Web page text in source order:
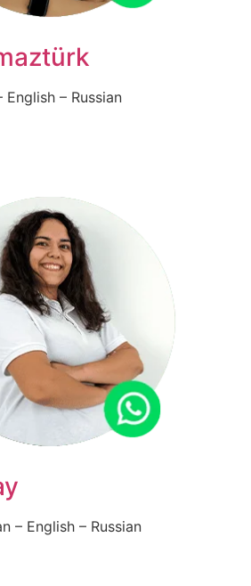
– Russian
– English – Russian